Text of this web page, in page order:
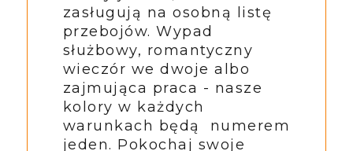
zasługują na osobną listę
przebojów. Wypad
służbowy, romantyczny
wieczór we dwoje albo
zajmująca praca - nasze
kolory w każdych
warunkach będą numerem
jeden. Pokochaj swoje